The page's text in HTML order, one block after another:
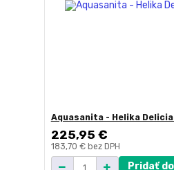
Aquasanita - Helika
225,95 €
183,70 € bez DPH
Pridať